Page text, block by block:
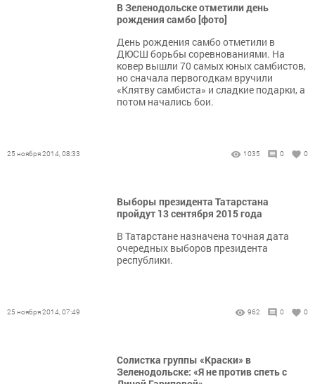
В Зеленодольске отметили день
рождения самбо [фото]
День рождения самбо отметили в
ДЮСШ борьбы соревнованиями. На
ковер вышли 70 самых юных самбистов,
но сначала первогодкам вручили
«Клятву самбиста» и сладкие подарки, а
потом начались бои.
25 ноября 2014, 08:33 1035 0 0
Выборы президента Татарстана
пройдут 13 сентября 2015 года
В Татарстане назначена точная дата
очередных выборов президента
республики.
25 ноября 2014, 07:49 962 0 0
Солистка группы «Краски» в
Зеленодольске: «Я не против спеть с